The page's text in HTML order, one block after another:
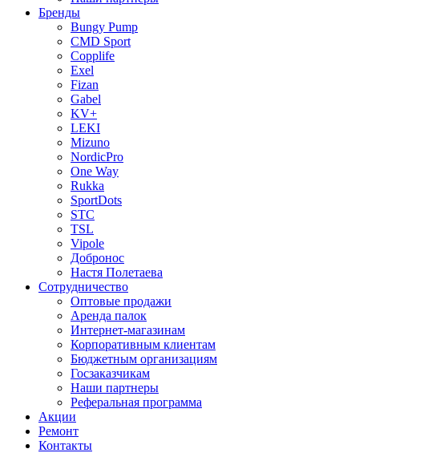
Бренды
Bungy Pump
CMD Sport
Copplife
Exel
Fizan
Gabel
KV+
LEKI
Mizuno
NordicPro
One Way
Rukka
SportDots
STC
TSL
Vipole
Добронос
Настя Полетаева
Сотрудничество
Оптовые продажи
Аренда палок
Интернет-магазинам
Корпоративным клиентам
Бюджетным организациям
Госзаказчикам
Наши партнеры
Реферальная программа
Акции
Ремонт
Контакты